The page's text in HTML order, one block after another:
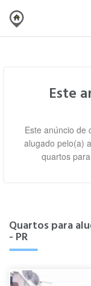
Este
Este anúncio de
alugado pelo(a)
quartos
Quartos para
- PR